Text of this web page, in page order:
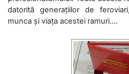
datorită generațiilor de
munca și viața acestei ramuri....